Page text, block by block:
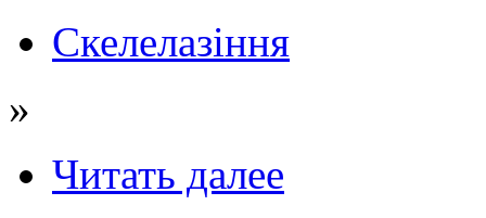
Скелелазіння
»
Читать далее